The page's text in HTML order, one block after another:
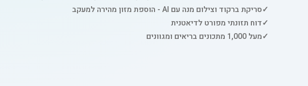
✓סריקת ברקוד וצילום מנה עם AI - הוספת מזון מהירה למעקב
✓דוח תזונתי מפורט לדיאטנית
✓מעל 1,000 מתכונים בריאים ומגוונים